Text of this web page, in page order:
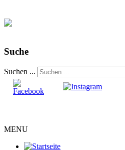
Suche
Suchen ...
MENU